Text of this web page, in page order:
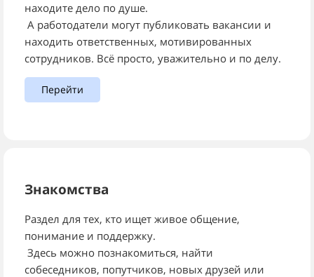
находите дело по душе.
А работодатели могут публиковать вакансии и
находить ответственных, мотивированных
сотрудников. Всё просто, уважительно и по делу.
Перейти
Знакомства
Раздел для тех, кто ищет живое общение,
понимание и поддержку.
Здесь можно познакомиться, найти
собеседников, попутчиков, новых друзей или